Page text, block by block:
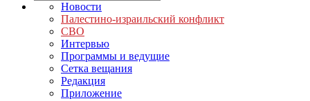
Новости
Палестино-израильский конфликт
СВО
Интервью
Программы и ведущие
Сетка вещания
Редакция
Приложение